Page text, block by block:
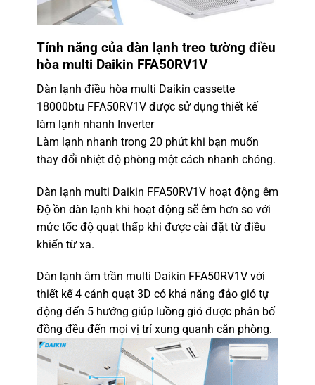
Tính năng của dàn lạnh treo tường điều
hòa multi Daikin FFA50RV1V
Dàn lạnh điều hòa multi Daikin cassette
18000btu FFA50RV1V được sử dụng thiết kế
làm lạnh nhanh Inverter
Làm lạnh nhanh trong 20 phút khi bạn muốn
thay đổi nhiệt độ phòng một cách nhanh chóng.
Dàn lạnh multi Daikin FFA50RV1V hoạt động êm
Độ ồn dàn lạnh khi hoạt động sẽ êm hơn so với
mức tốc độ quạt thấp khi được cài đặt từ điều
khiển từ xa.
Dàn lạnh âm trần multi Daikin FFA50RV1Vvới
thiết kế 4 cánh quạt 3D có khả năng đảo gió tự
động đến 5 hướng giúp luồng gió được phân bố
đồng đều đến mọi vị trí xung quanh căn phòng.